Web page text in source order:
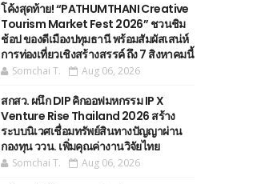
โค้งสุดท้าย! “PATHUMTHANI Creative
Tourism Market Fest 2026” ชวนชิม
ช้อป ของดีเมืองปทุมธานี พร้อมสัมผัสเสน่ห์
การท่องเที่ยวเชิงสร้างสรรค์ ถึง 7 สิงหาคมนี้
Somchai T. Aug 06, 2026
สกสว. ผนึก DIP คิกออฟมหกรรม IP X
Venture Rise Thailand 2026 สร้าง
ระบบนิเวศเชื่อมทรัพย์สินทางปัญญาผ่าน
กองทุน ววน. เพิ่มคุณค่างานวิจัยไทย
Somchai T. Aug 06, 2026